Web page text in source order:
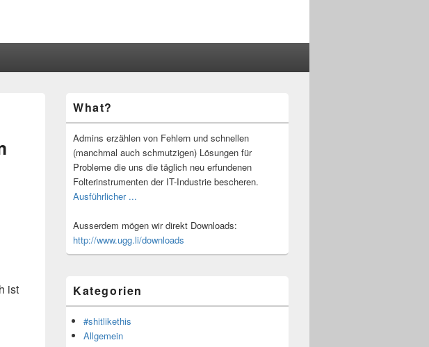
ist
Seitenleisten-
Widgetbereich
What?
Admins erzählen von Fehlern und schnellen
(manchmal auch schmutzigen) Lösungen für
Probleme die uns die täglich neu erfundenen
Folterinstrumenten der IT-Industrie bescheren.
Ausführlicher ...
Ausserdem mögen wir direkt Downloads:
http://www.ugg.li/downloads
Kategorien
#shitlikethis
Allgemein